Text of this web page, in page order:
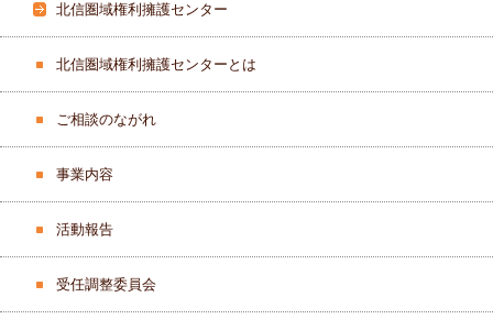
北信圏域権利擁護センター
北信圏域権利擁護センターとは
ご相談のながれ
事業内容
活動報告
受任調整委員会